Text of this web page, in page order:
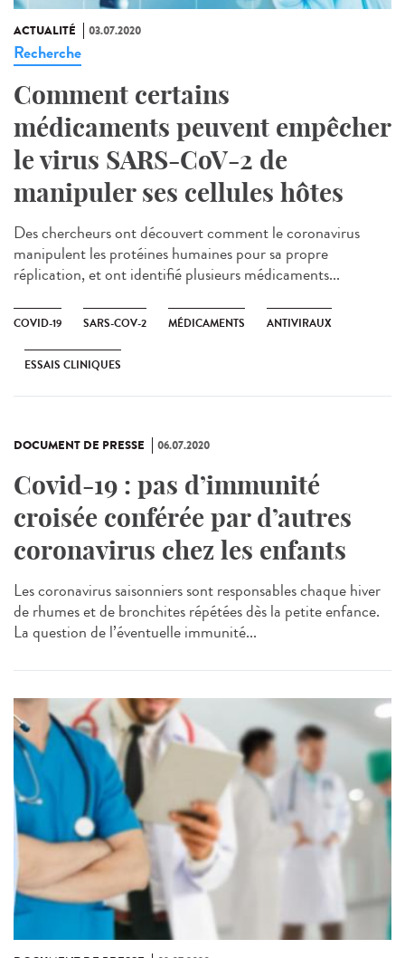
ACTUALITÉ 03.07.2020
Recherche
Comment certains
médicaments peuvent empêcher
le virus SARS-CoV-2 de
manipuler ses cellules hôtes
Des chercheurs ont découvert comment le coronavirus
manipulent les protéines humaines pour sa propre
réplication, et ont identifié plusieurs médicaments...
COVID-19 SARS-COV-2 MÉDICAMENTS ANTIVIRAUX
ESSAIS CLINIQUES
DOCUMENT DE PRESSE 06.07.2020
Covid-19 : pas d’immunité
croisée conférée par d’autres
coronavirus chez les enfants
Les coronavirus saisonniers sont responsables chaque hiver
de rhumes et de bronchites répétées dès la petite enfance.
La question de l’éventuelle immunité...